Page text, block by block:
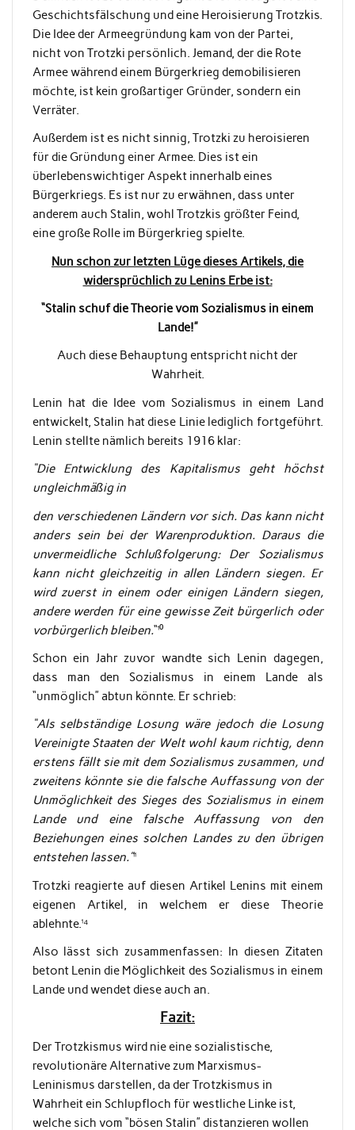
Geschichtsfälschung und eine Heroisierung Trotzkis.
Die Idee der Armeegründung kam von der Partei,
nicht von Trotzki persönlich. Jemand, der die Rote
Armee während einem Bürgerkrieg demobilisieren
möchte, ist kein großartiger Gründer, sondern ein
Verräter.
Außerdem ist es nicht sinnig, Trotzki zu heroisieren
für die Gründung einer Armee. Dies ist ein
überlebenswichtiger Aspekt innerhalb eines
Bürgerkriegs. Es ist nur zu erwähnen, dass unter
anderem auch Stalin, wohl Trotzkis größter Feind,
eine große Rolle im Bürgerkrieg spielte.
Nun schon zur letzten Lüge dieses Artikels, die
widersprüchlich zu Lenins Erbe ist:
“Stalin schuf die Theorie vom Sozialismus in einem
Lande!”
Auch diese Behauptung entspricht nicht der
Wahrheit.
Lenin hat die Idee vom Sozialismus in einem Land
entwickelt, Stalin hat diese Linie lediglich fortgeführt.
Lenin stellte nämlich bereits 1916 klar:
“Die Entwicklung des Kapitalismus geht höchst
ungleichmäßig in
den verschiedenen Ländern vor sich. Das kann nicht
anders sein bei der Warenproduktion. Daraus die
unvermeidliche Schlußfolgerung: Der Sozialismus
kann nicht gleichzeitig in allen Ländern siegen. Er
wird zuerst in einem oder einigen Ländern siegen,
andere werden für eine gewisse Zeit bürgerlich oder
vorbürgerlich bleiben.“¹⁰
Schon ein Jahr zuvor wandte sich Lenin dagegen,
dass man den Sozialismus in einem Lande als
“unmöglich” abtun könnte. Er schrieb:
“Als selbständige Losung wäre jedoch die Losung
Vereinigte Staaten der Welt wohl kaum richtig, denn
erstens fällt sie mit dem Sozialismus zusammen, und
zweitens könnte sie die falsche Auffassung von der
Unmöglichkeit des Sieges des Sozialismus in einem
Lande und eine falsche Auffassung von den
Beziehungen eines solchen Landes zu den übrigen
entstehen lassen.”¹¹
Trotzki reagierte auf diesen Artikel Lenins mit einem
eigenen Artikel, in welchem er diese Theorie
ablehnte.¹⁴
Also lässt sich zusammenfassen: In diesen Zitaten
betont Lenin die Möglichkeit des Sozialismus in einem
Lande und wendet diese auch an.
Fazit:
Der Trotzkismus wird nie eine sozialistische,
revolutionäre Alternative zum Marxismus-
Leninismus darstellen, da der Trotzkismus in
Wahrheit ein Schlupfloch für westliche Linke ist,
welche sich vom “bösen Stalin” distanzieren wollen